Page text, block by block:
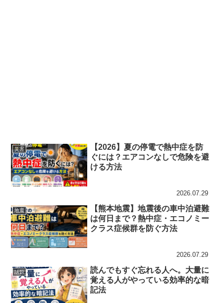
災害
【2026】夏の停電で熱中症を防
ぐには？エアコンなしで危険を避
ける方法
2026.07.29
地震
【熊本地震】地震後の車中泊避難
は何日まで？熱中症・エコノミー
クラス症候群を防ぐ方法
2026.07.29
話題
読んでもすぐ忘れる人へ。大量に
覚える人がやっている効率的な暗
記法